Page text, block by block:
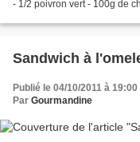
- 1/2 poivron vert - 100g de
Sandwich à
Publié le 04/10/2011 à 19:00
Par Gourmandine